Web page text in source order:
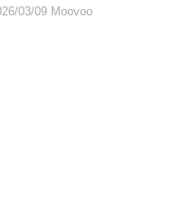
介03/09 Moovoo